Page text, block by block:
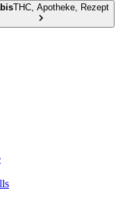
THC, Apotheke, Rezept